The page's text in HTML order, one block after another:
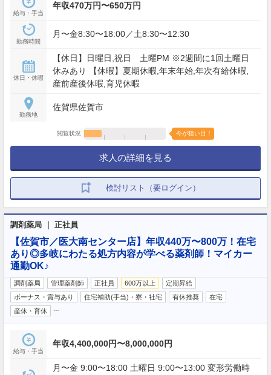
給与・手当
年収470万円〜650万円
勤務時間
月〜金8:30〜18:00／土8:30〜12:30
休日・休暇
【休日】日曜日,祝日 土曜PM ※2週間に1回土曜日
休みあり 【休暇】夏期休暇,年末年始,年次有給休暇,
産前産後休暇,育児休暇
勤務地
佐賀県佐賀市
閲覧状況 今が狙い目！
求人の詳細を見る
検討リスト（要ログイン）
調剤薬局 ｜ 正社員
【佐賀市／医大南センター店】年収440万〜800万！在宅
あり◎多岐にわたる処方内容が学べる薬剤師！マイカー
通勤OK♪
調剤薬局 管理薬剤師 正社員 600万以上
定期昇給
ボーナス・賞与あり
住宅補助(手当)・寮・社宅 有休推奨
在宅
産休・育休
給与・手当
年収4,400,000円〜8,000,000円
月〜金 9:00〜18:00 土曜日 9:00〜13:00 変形労働時